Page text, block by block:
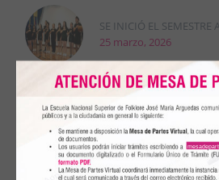
SE INICIÓ EL SEMESTRE
25 marzo, 2026
DRELM DESIGNÓ A LA
ASTOCONDOR COMO
ESCUELA
22 enero, 2026